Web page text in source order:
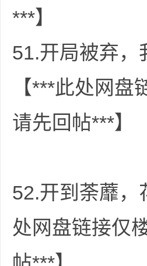
***】
51.开局被弃，
【***此处网
请先回帖***】
52.开到荼蘼，
处网盘链接仅